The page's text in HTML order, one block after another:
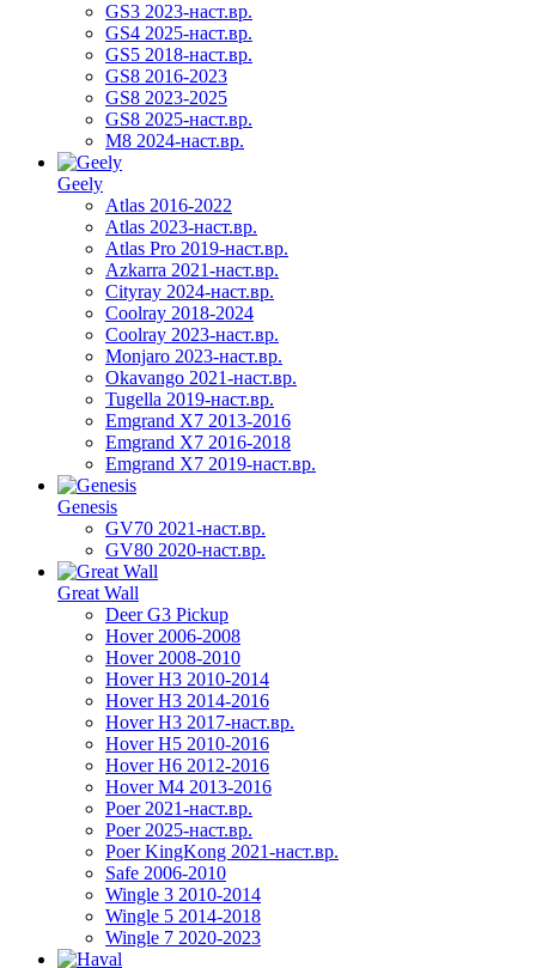
GS3 2023-наст.вр.
GS4 2025-наст.вр.
GS5 2018-наст.вр.
GS8 2016-2023
GS8 2023-2025
GS8 2025-наст.вр.
M8 2024-наст.вр.
Geely
Atlas 2016-2022
Atlas 2023-наст.вр.
Atlas Pro 2019-наст.вр.
Azkarra 2021-наст.вр.
Cityray 2024-наст.вр.
Coolray 2018-2024
Coolray 2023-наст.вр.
Monjaro 2023-наст.вр.
Okavango 2021-наст.вр.
Tugella 2019-наст.вр.
Emgrand Х7 2013-2016
Emgrand X7 2016-2018
Emgrand X7 2019-наст.вр.
Genesis
GV70 2021-наст.вр.
GV80 2020-наст.вр.
Great Wall
Deer G3 Pickup
Hover 2006-2008
Hover 2008-2010
Hover H3 2010-2014
Hover H3 2014-2016
Hover H3 2017-наст.вр.
Hover H5 2010-2016
Hover H6 2012-2016
Hover M4 2013-2016
Poer 2021-наст.вр.
Poer 2025-наст.вр.
Poer KingKong 2021-наст.вр.
Safe 2006-2010
Wingle 3 2010-2014
Wingle 5 2014-2018
Wingle 7 2020-2023